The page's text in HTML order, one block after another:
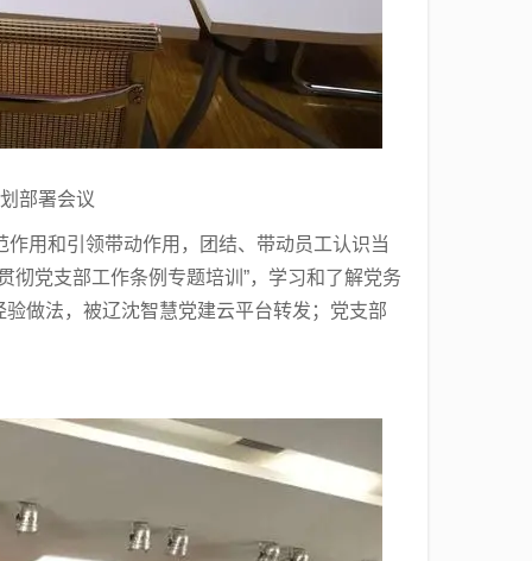
部署会议
用和引领带动作用，团结、带动员工认识当
彻党支部工作条例专题培训”，学习和了解党务
做法，被辽沈智慧党建云平台转发；党支部